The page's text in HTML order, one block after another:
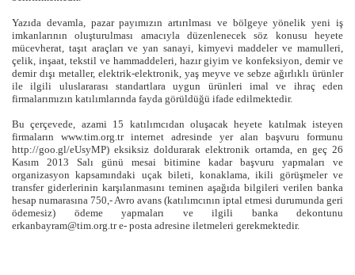
Yazıda devamla, pazar payımızın artırılması ve bölgeye yönelik yeni iş
imkanlarının oluşturulması amacıyla düzenlenecek söz konusu heyete
mücevherat, taşıt araçları ve yan sanayi, kimyevi maddeler ve mamulleri,
çelik, inşaat, tekstil ve hammaddeleri, hazır giyim ve konfeksiyon, demir ve
demir dışı metaller, elektrik-elektronik, yaş meyve ve sebze ağırlıklı ürünler
ile ilgili uluslararası standartlara uygun ürünleri imal ve ihraç eden
firmalarımızın katılımlarında fayda görüldüğü ifade edilmektedir.
Bu çerçevede, azami 15 katılımcıdan oluşacak heyete katılmak isteyen
firmaların www.tim.org.tr internet adresinde yer alan başvuru formunu
http://goo.gl/eUsyMP) eksiksiz doldurarak elektronik ortamda, en geç 26
Kasım 2013 Salı günü mesai bitimine kadar başvuru yapmaları ve
organizasyon kapsamındaki uçak bileti, konaklama, ikili görüşmeler ve
transfer giderlerinin karşılanmasını teminen aşağıda bilgileri verilen banka
hesap numarasına 750,- Avro avans (katılımcının iptal etmesi durumunda geri
ödemesiz) ödeme yapmaları ve ilgili banka dekontunu
erkanbayram@tim.org.tre- posta adresine iletmeleri gerekmektedir.